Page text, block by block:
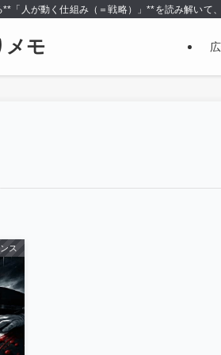
「人が動く仕組み（＝戦略）」**を読み解いて
メモ
ス